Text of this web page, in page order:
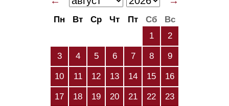
Пн Вт Ср Чт Пт Сб
Вс
1
2
3 4 5 6 7 8 9
10 11 12 13 14 15 16
17 18 19 20 21 22 23